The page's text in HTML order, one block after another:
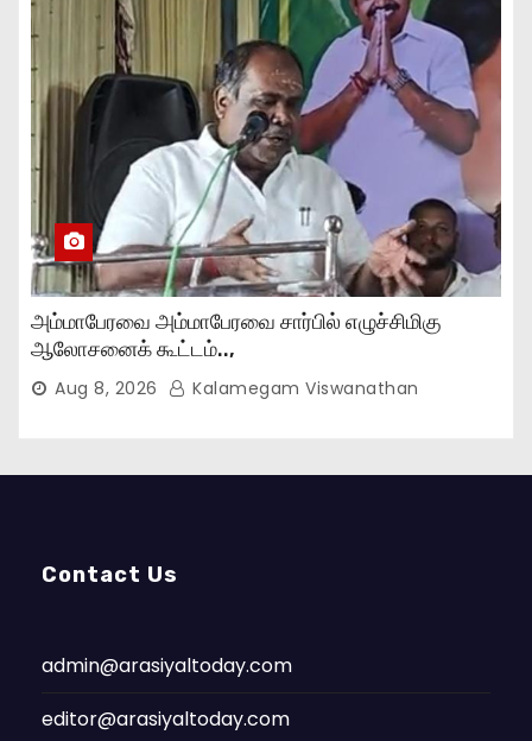
அம்மாபேரவை அம்மாபேரவை சார்பில் எழுச்சிமிகு
ஆலோசனைக் கூட்டம்..,
Aug 8, 2026 Kalamegam Viswanathan
Contact Us
admin@arasiyaltoday.com
editor@arasiyaltoday.com